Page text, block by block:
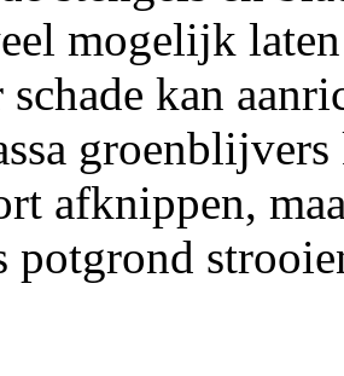
mogelijk
kan
afknippen,
potgrond